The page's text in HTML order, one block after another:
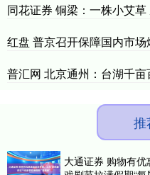
同花证券 铜梁：一株小艾
红盘 普京召开保障国内市
普汇网 北京通州：台湖千
推
大通证券 购物有